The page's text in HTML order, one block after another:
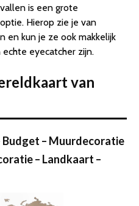
is een grote
Hierop zie je van
en kun je ze ook makkelijk
eyecatcher zijn.
van
– Muurdecoratie
– Landkaart –